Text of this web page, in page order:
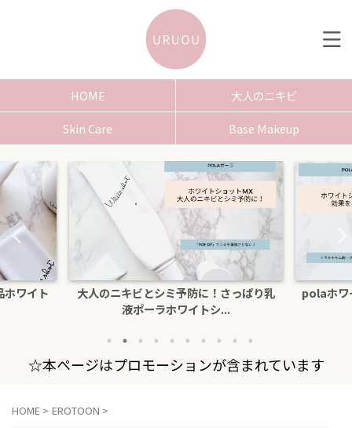
HOME
大人のニキビ
Skin Care
Base Makeup
予防に！さっぱり乳
polaホワイトショットクリームRXSの効
果を口コミ
☆本ページはプロモーションが含まれています
HOME > EROTOON >